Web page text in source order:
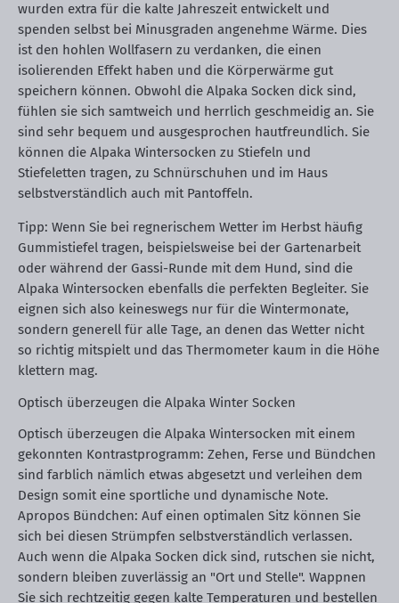
wurden extra für die kalte Jahreszeit entwickelt und
spenden selbst bei Minusgraden angenehme Wärme. Dies
ist den hohlen Wollfasern zu verdanken, die einen
isolierenden Effekt haben und die Körperwärme gut
speichern können. Obwohl die Alpaka Socken dick sind,
fühlen sie sich samtweich und herrlich geschmeidig an. Sie
sind sehr bequem und ausgesprochen hautfreundlich. Sie
können die Alpaka Wintersocken zu Stiefeln und
Stiefeletten tragen, zu Schnürschuhen und im Haus
selbstverständlich auch mit Pantoffeln.
Tipp: Wenn Sie bei regnerischem Wetter im Herbst häufig
Gummistiefel tragen, beispielsweise bei der Gartenarbeit
oder während der Gassi-Runde mit dem Hund, sind die
Alpaka Wintersocken ebenfalls die perfekten Begleiter. Sie
eignen sich also keineswegs nur für die Wintermonate,
sondern generell für alle Tage, an denen das Wetter nicht
so richtig mitspielt und das Thermometer kaum in die Höhe
klettern mag.
Optisch überzeugen die Alpaka Winter Socken
Optisch überzeugen die Alpaka Wintersocken mit einem
gekonnten Kontrastprogramm: Zehen, Ferse und Bündchen
sind farblich nämlich etwas abgesetzt und verleihen dem
Design somit eine sportliche und dynamische Note.
Apropos Bündchen: Auf einen optimalen Sitz können Sie
sich bei diesen Strümpfen selbstverständlich verlassen.
Auch wenn die Alpaka Socken dick sind, rutschen sie nicht,
sondern bleiben zuverlässig an "Ort und Stelle". Wappnen
Sie sich rechtzeitig gegen kalte Temperaturen und bestellen